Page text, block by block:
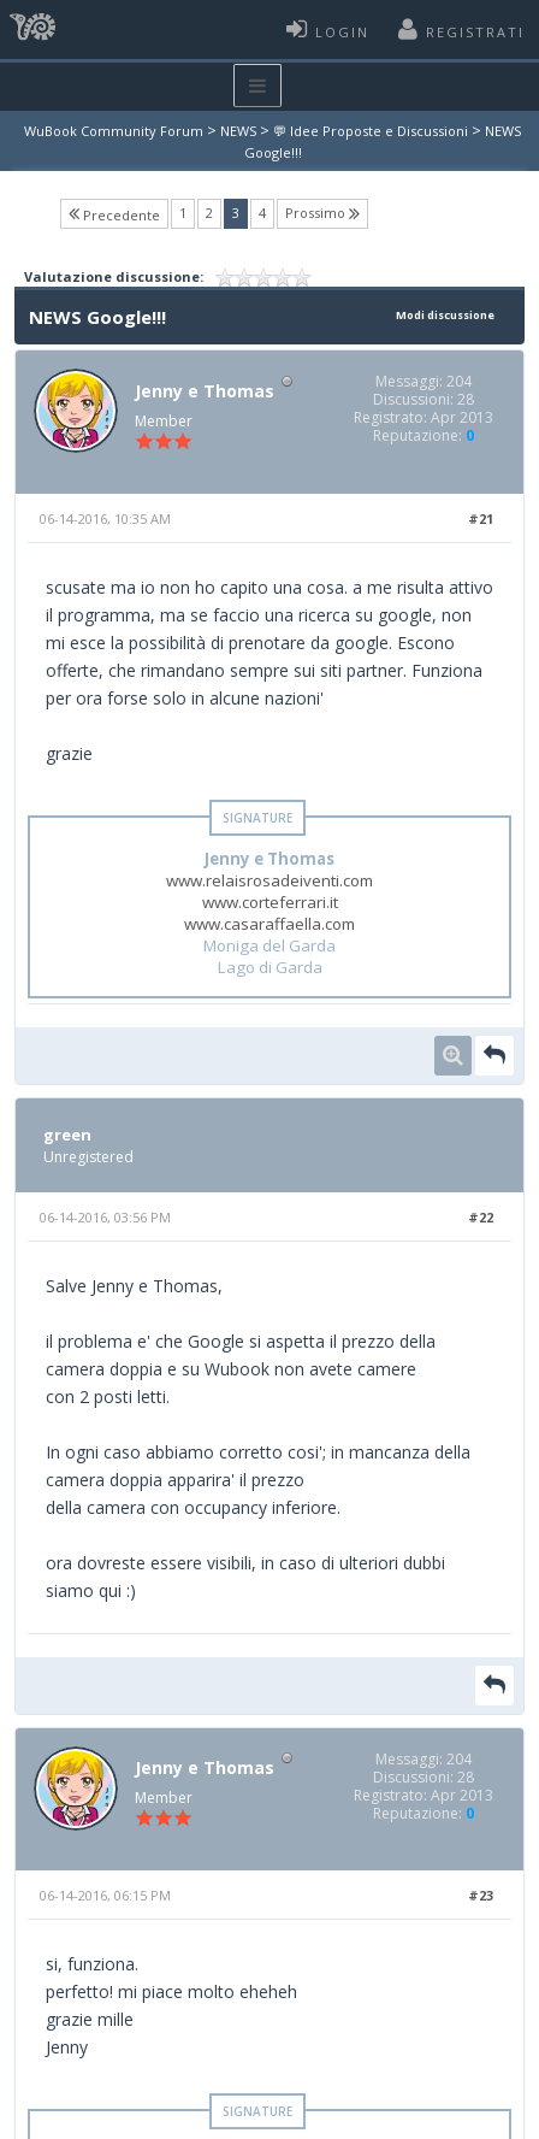
LOGIN REGISTRATI
WuBook Community Forum > NEWS > 💬 Idee Proposte e Discussioni > NEWS
Google!!!
Precedente 1 2 3(current)
4 Prossimo
Valutazione discussione:
Modi discussione
NEWS Google!!!
Jenny e Thomas
Member
Messaggi: 204
Discussioni: 28
Registrato: Apr 2013
Reputazione: 0
#21
06-14-2016, 10:35 AM
scusate ma io non ho capito una cosa. a me risulta attivo
il programma, ma se faccio una ricerca su google, non
mi esce la possibilità di prenotare da google. Escono
offerte, che rimandano sempre sui siti partner. Funziona
per ora forse solo in alcune nazioni'
grazie
Jenny e Thomas
www.relaisrosadeiventi.com
www.corteferrari.it
www.casaraffaella.com
Moniga del Garda
Lago di Garda
green
Unregistered
#22
06-14-2016, 03:56 PM
Salve Jenny e Thomas,
il problema e' che Google si aspetta il prezzo della
camera doppia e su Wubook non avete camere
con 2 posti letti.
In ogni caso abbiamo corretto cosi'; in mancanza della
camera doppia apparira' il prezzo
della camera con occupancy inferiore.
ora dovreste essere visibili, in caso di ulteriori dubbi
siamo qui :)
Jenny e Thomas
Member
Messaggi: 204
Discussioni: 28
Registrato: Apr 2013
Reputazione: 0
#23
06-14-2016, 06:15 PM
si, funziona.
perfetto! mi piace molto eheheh
grazie mille
Jenny